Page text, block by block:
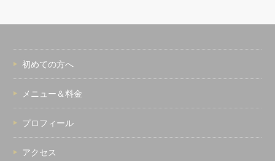
初めての方へ
メニュー＆料金
プロフィール
アクセス